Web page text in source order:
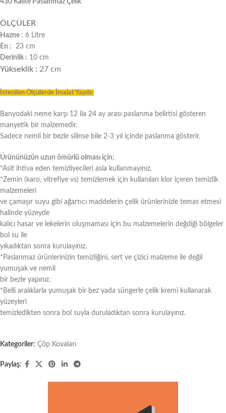
430 Kalite Paslanmaz Çelik
ÖLÇÜLER
Hazne : 6 Litre
En : 23 cm
Derinlik : 10 cm
Yükseklik : 27 cm
İstenilen Ölçülerde İmalat Yapılır.
Banyodaki neme karşı 12 ila 24 ay arası paslanma belirtisi gösteren
manyetik bir malzemedir.
Sadece nemli bir bezle silinse bile 2-3 yıl içinde paslanma gösterir.
Ürününüzün uzun ömürlü olması için;
*Asit ihtiva eden temizliyecileri asla kullanmayınız.
*Zemin (karo, vitrefiye vs) temizlemek için kullanılan klor içeren temizlik
malzemeleri
ve çamaşır suyu gibi ağartıcı maddelerin çelik ürünlerinizle temas etmesi
halinde yüzeyde
kalıcı hasar ve lekelerin oluşmaması için bu malzemelerin değdiği bölgeler
bol su ile
yıkadıktan sonra kurulayınız.
*Paslanmaz ürünlerinizin temizliğini, sert ve çizici malzeme ile değil
yumuşak ve nemli
bir bezle yapınız.
*Belli aralıklarla yumuşak bir bez yada süngerle çelik kremi kullanarak
yüzeyleri
temizledikten sonra bol suyla duruladıktan sonra kurulayınız.
Kategoriler: Çöp Kovaları
Paylaş: